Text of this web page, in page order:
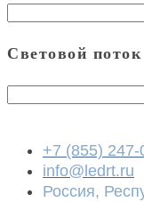
Световой поток
+7 (855) 247-
info@ledrt.ru
Россия,